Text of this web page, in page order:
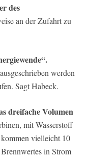
des
an der Zufahrt zu
werden
Sagt Habeck.
dreifache Volumen
mit Wasserstoff
vielleicht 10
in Strom